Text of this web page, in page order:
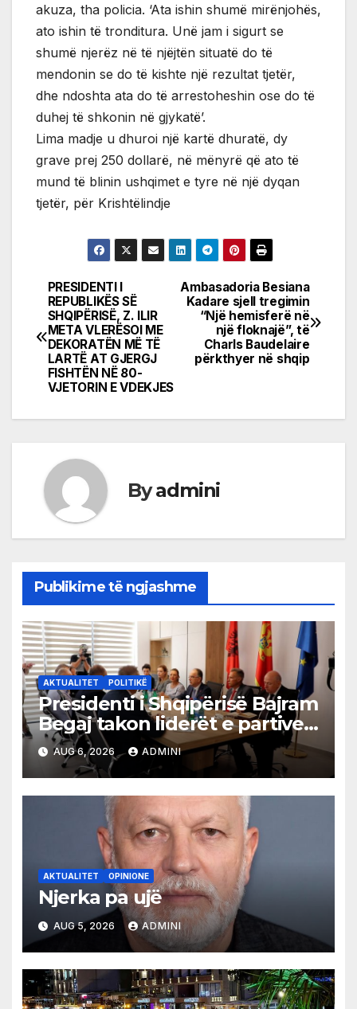
akuza, tha policia. ‘Ata ishin shumë mirënjohës,
ato ishin të tronditura. Unë jam i sigurt se
shumë njerëz në të njëjtën situatë do të
mendonin se do të kishte një rezultat tjetër,
dhe ndoshta ata do të arrestoheshin ose do të
duhej të shkonin në gjykatë’.
Lima madje u dhuroi një kartë dhuratë, dy
grave prej 250 dollarë, në mënyrë që ato të
mund të blinin ushqimet e tyre në një dyqan
tjetër, për Krishtëlindje
Post
navigation
Ambasadoria Besiana
Kadare sjell tregimin
“Një hemisferë në
një floknajë”, të
Charls Baudelaire
përkthyer në shqip
PRESIDENTI I
REPUBLIKËS SË
SHQIPËRISË, Z. ILIR
META VLERËSOI ME
DEKORATËN MË TË
LARTË AT GJERGJ
FISHTËN NË 80-
VJETORIN E VDEKJES
Byadmini
Publikime të ngjashme
AKTUALITET POLITIKË
Presidenti i Shqipërisë Bajram
Begaj takon liderët e partive
shqiptare në Ulqin
AUG 6, 2026 ADMINI
AKTUALITET OPINIONE
Njerka pa ujë
AUG 5, 2026 ADMINI